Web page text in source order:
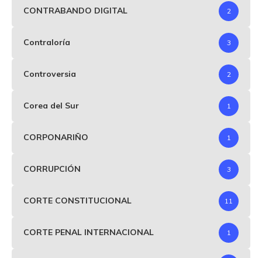
CONTRABANDO DIGITAL 2
Contraloría 3
Controversia 2
Corea del Sur 1
CORPONARIÑO 1
CORRUPCIÓN 3
CORTE CONSTITUCIONAL 11
CORTE PENAL INTERNACIONAL 1